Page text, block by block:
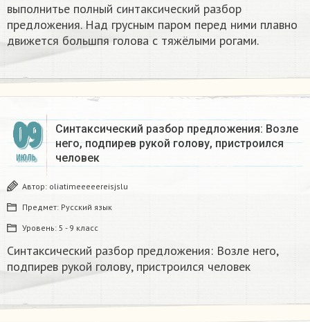
выполнитье полный синтаксический разбор
предложения. Над грусным паром перед ними плавно
движется большпя голова с тяжёлыми рогами.​
09
ИЮЛЬ
Синтаксический разбор предложения: Возле
него, подпирев рукой голову, пристроился
человек
Автор: oliatimeeeeereisjslu
Предмет: Русский язык
Уровень: 5 - 9 класс
Синтаксический разбор предложения: Возле него,
подпирев рукой голову, пристроился человек